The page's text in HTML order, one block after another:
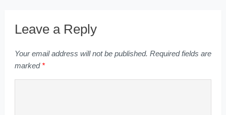
Leave a Reply
Your email address will not be published. Required fields are
marked *